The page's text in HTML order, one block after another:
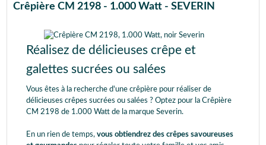
Crêpière CM 2198 - 1.000 Watt - SEVERIN
Réalisez de délicieuses crêpe et
galettes sucrées ou salées
Vous êtes à la recherche d'une crêpière pour réaliser de
délicieuses crêpes sucrées ou salées ? Optez pour la Crêpière
CM 2198 de 1.000 Watt de la marque Severin.
En un rien de temps, vous obtiendrez des crêpes savoureuses